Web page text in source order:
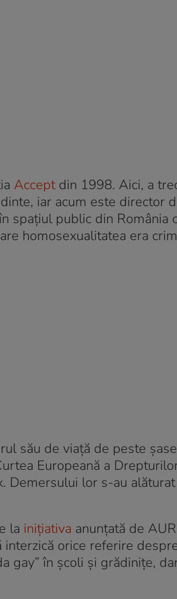
Acceptdin 1998. Aici, a
iar acum este director
spațiul public din România
homosexualitatea era
său de viață de peste
Europeană a
Demersului lor s-au
la inițiativa anunțată de
orice referire
gay” în școli și grădinițe,